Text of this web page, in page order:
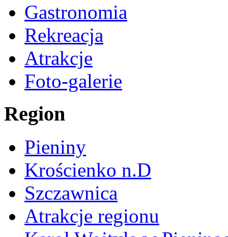
Gastronomia
Rekreacja
Atrakcje
Foto-galerie
Region
Pieniny
Krościenko n.D
Szczawnica
Atrakcje regionu